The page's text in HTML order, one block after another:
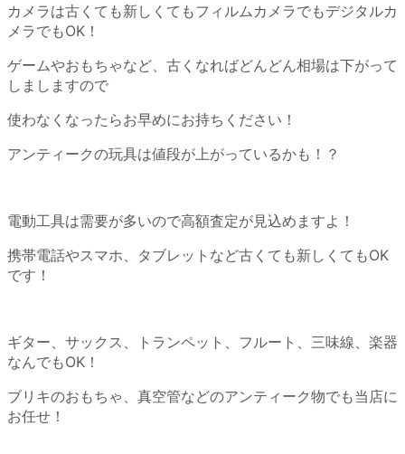
カメラは古くても新しくてもフィルムカメラでもデジタルカ
メラでもOK！
ゲームやおもちゃなど、古くなればどんどん相場は下がって
しましますので
使わなくなったらお早めにお持ちください！
アンティークの玩具は値段が上がっているかも！？
電動工具は需要が多いので高額査定が見込めますよ！
携帯電話やスマホ、タブレットなど古くても新しくてもOK
です！
ギター、サックス、トランペット、フルート、三味線、楽器
なんでもOK！
ブリキのおもちゃ、真空管などのアンティーク物でも当店に
お任せ！